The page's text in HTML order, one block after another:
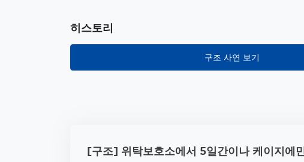
히스토리
구조 사연 보기
[구조] 위탁보호소에서 5일간이나 케이지에